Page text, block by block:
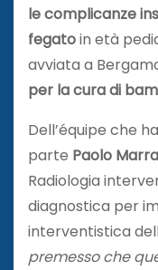
le complicanze
fegatoin età
avviata a
per la cura di
Dell’équipe che
parte Paolo
Radiologia
diagnostica per
interventistica
premesso che